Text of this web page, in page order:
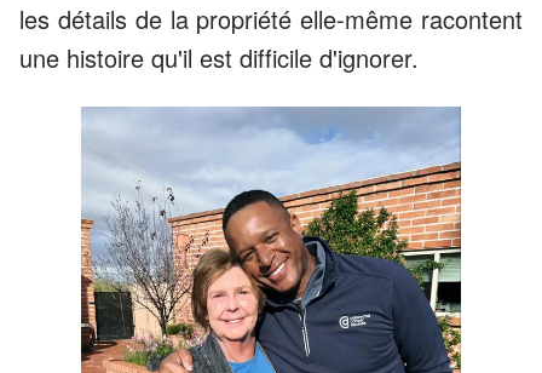
les détails de la propriété elle-même racontent
une histoire qu'il est difficile d'ignorer.